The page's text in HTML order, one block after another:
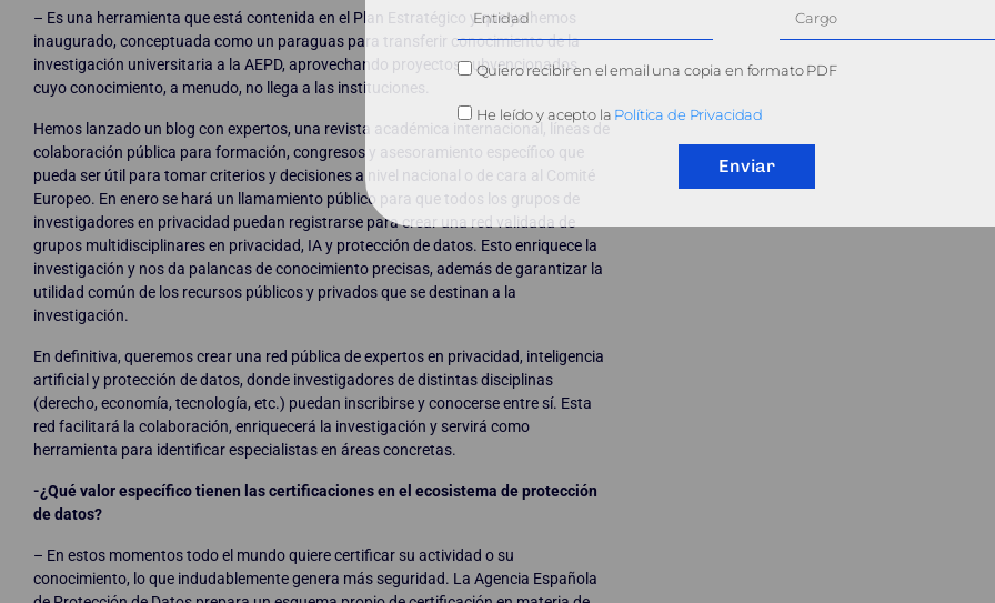
– Es una herramienta que está contenida en el Plan Estratégico y que ya hemos
inaugurado, conceptuada como un paraguas para transferir conocimiento de la
investigación universitaria a la AEPD, aprovechando proyectos subvencionados
cuyo conocimiento, a menudo, no llega a las instituciones.
Hemos lanzado un blog con expertos, una revista académica internacional, líneas de
colaboración pública para formación, congresos y asesoramiento específico que
pueda ser útil para tomar criterios y decisiones a nivel nacional o de cara al Comité
Europeo. En enero se hará un llamamiento público para que todos los grupos de
investigadores en privacidad puedan registrarse para crear una red validada de
grupos multidisciplinares en privacidad, IA y protección de datos. Esto enriquece la
investigación y nos da palancas de conocimiento precisas, además de garantizar la
utilidad común de los recursos públicos y privados que se destinan a la
investigación.
En definitiva, queremos crear una red pública de expertos en privacidad, inteligencia
artificial y protección de datos, donde investigadores de distintas disciplinas
(derecho, economía, tecnología, etc.) puedan inscribirse y conocerse entre sí. Esta
red facilitará la colaboración, enriquecerá la investigación y servirá como
herramienta para identificar especialistas en áreas concretas.
-¿Qué valor específico tienen las certificaciones en el ecosistema de protección
de datos?
– En estos momentos todo el mundo quiere certificar su actividad o su
conocimiento, lo que indudablemente genera más seguridad. La Agencia Española
Quiero recibir en el email una copia en formato PDF
He leído y acepto la Política de Privacidad
Enviar